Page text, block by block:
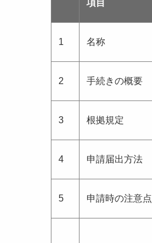
項目
1 名称
2 手続きの概要
3 根拠規定
4 申請届出方法
5 申請時の注意点